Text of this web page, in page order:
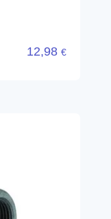
12,98 €